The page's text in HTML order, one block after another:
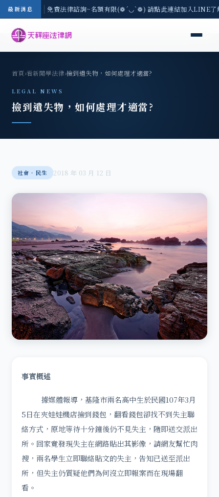
最新消息
-8/3(一) 現場免費法律諮詢~名額有限(❁´◡`❁) 請點此連結加入LINE
首頁›看新聞學法律›撿到遺失物，如何處理才適當?
LEGAL NEWS
撿到遺失物，如何處理才適當?
社會‧民生 2018 年 03 月 12 日
事實概述
據媒體報導，基隆市兩名高中生於民國107年3月
5日在夾娃娃機店撿到錢包，翻看錢包卻找不到失主聯
絡方式，原地等待十分鐘後仍不見失主，隨即送交派出
所。回家竟發現失主在網路貼出其影像，請網友幫忙肉
搜，兩名學生立即聯絡貼文的失主，告知已送至派出
所，但失主仍質疑他們為何沒立即報案而在現場翻
看。